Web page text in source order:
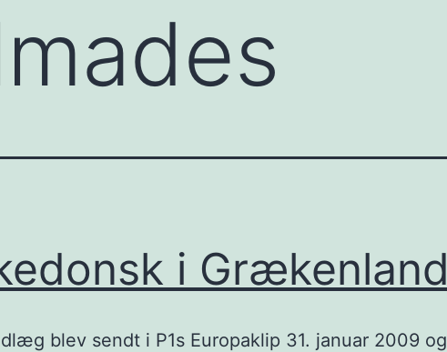
i Grækenland
blev sendt i P1s Europaklip 31. januar 2009 og